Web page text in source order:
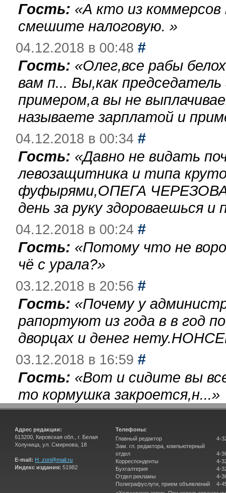
Гость: «А кто из
смешите налоговую. »
04.12.2018 в 00:48 #
Гость: «Олег,все рабы
вам п... Вы,как
примером,а вы не
называете зарплатой и
04.12.2018 в 00:34 #
Гость: «Давно не видать
левозащитника и типа
фуфырями,ОПЕГА
день за руку здороваешься
04.12.2018 в 00:24 #
Гость: «Потому что не
чё с урала?»
03.12.2018 в 20:56 #
Гость: «Почему у
рапортуют из года в в год
дворцах и денег
03.12.2018 в 16:59 #
Гость: «Вот и сидите вы
то кормушка закроется,н...»
Адрес редакции:
613200, Кировская обл., г. Белая
Холуница, ул. Смирнова, 18
E-mail: H_zori@mail.ru
Индекс издания: 51982
Телефоны:
Главный редактор
Зам. гл. редактора, компьютерный
отдел
Корреспонденты
Бухгалтерия
Отдел рекламы
Полиграфуслуги, прием объявлений
4-
4-
4-
4-
4-
4-